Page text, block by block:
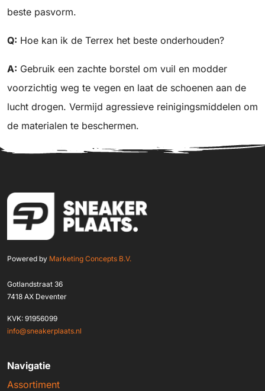
beste pasvorm.
Q: Hoe kan ik de Terrex het beste onderhouden?
A: Gebruik een zachte borstel om vuil en modder
voorzichtig weg te vegen en laat de schoenen aan de
lucht drogen. Vermijd agressieve reinigingsmiddelen om
de materialen te beschermen.
Powered by Marketing Concepts B.V.
Gotlandstraat 36
7418 AX Deventer
KVK: 91956099
info@sneakerplaats.nl
Navigatie
Assortiment